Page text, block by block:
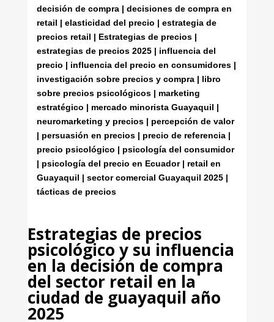
decisión de compra | decisiones de compra en
retail | elasticidad del precio | estrategia de
precios retail | Estrategias de precios |
estrategias de precios 2025 | influencia del
precio | influencia del precio en consumidores |
investigación sobre precios y compra | libro
sobre precios psicológicos | marketing
estratégico | mercado minorista Guayaquil |
neuromarketing y precios | percepción de valor
| persuasión en precios | precio de referencia |
precio psicológico | psicología del consumidor
| psicología del precio en Ecuador | retail en
Guayaquil | sector comercial Guayaquil 2025 |
tácticas de precios
Estrategias de precios
psicológico y su influencia
en la decisión de compra
del sector retail en la
ciudad de guayaquil año
2025